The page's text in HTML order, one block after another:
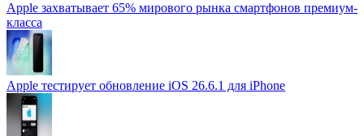
Apple захватывает 65% мирового рынка смартфонов премиум-
класса
Apple тестирует обновление iOS 26.6.1 для iPhone